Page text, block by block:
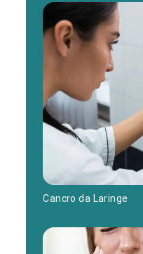
Cancro da Laringe